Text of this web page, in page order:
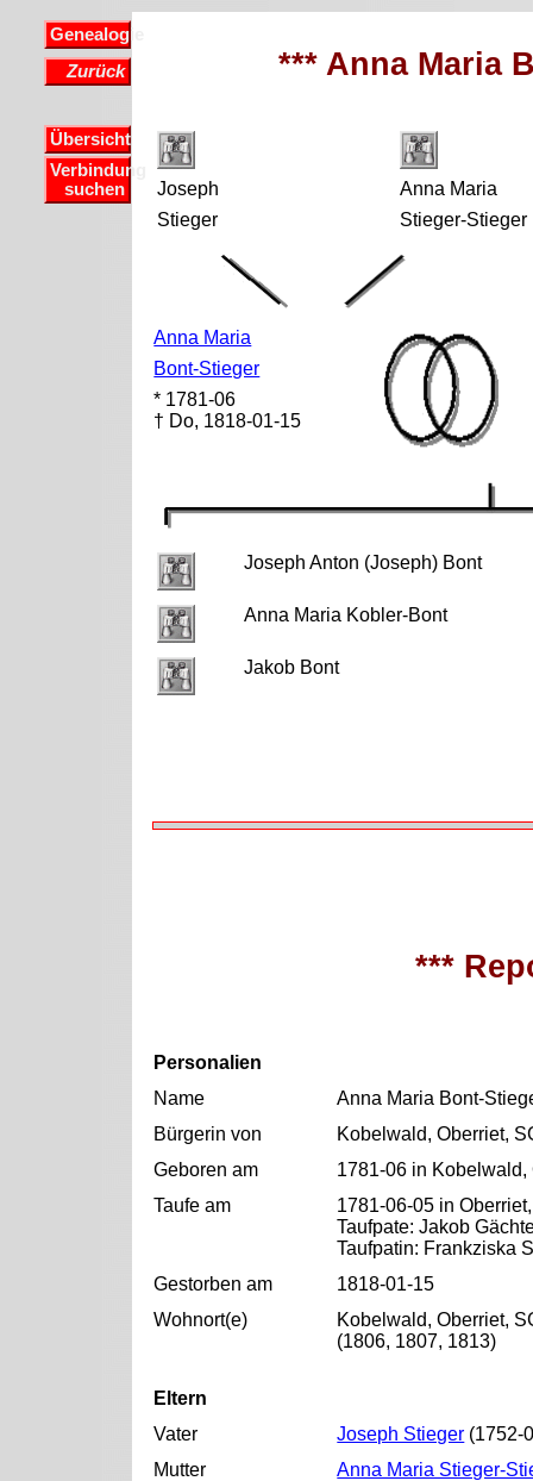
Genealogie
Zurück
Übersicht
Verbindung
suchen
*** Anna Maria
Joseph
Stieger
Anna Maria
Stieger-Stieger
Anna Maria
Bont-Stieger
* 1781-06
† Do, 1818-01-15
Joseph Anton (Joseph) Bont
Anna Maria Kobler-Bont
Jakob Bont
***
Personalien
Name
Anna Maria Bont-
Bürgerin von
Kobelwald, Oberriet,
Geboren am
1781-06 in Kobelwald,
Taufe am
1781-06-05 in
Taufpate: Jakob
Taufpatin: Frankziska
Gestorben am
1818-01-15
Wohnort(e)
Kobelwald, Oberriet,
(1806, 1807, 1813)
Eltern
Vater
Joseph Stieger (1752-
Mutter
Anna Maria Stieger-